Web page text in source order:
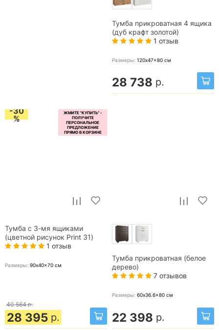
Тумба прикроватная 4 ящика
(дуб крафт золотой)
1 отзыв
Размеры: 120x47x80 см
28 738 р.
-30
%
Тумба с 3-мя ящиками
(цветной рисунок Print 31)
1 отзыв
Размеры: 90x40x70 см
40 564 р.
28 395 р.
Тумба прикроватная (белое
дерево)
7 отзывов
Размеры: 60x36.6x80 см
22 398 р.